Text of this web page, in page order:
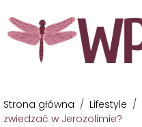
Strona główna / Lifestyle /
zwiedzać w Jerozolimie?